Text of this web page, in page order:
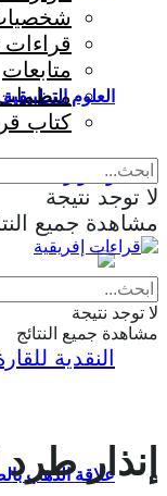
العلوم
والمؤثرات
علاقة الذهب
قراءات
متابعات
كتاب
لا توجد نتيجة
مشاهدة جميع
لا توجد نتيجة
مشاهدة جميع النتائج
إنذار